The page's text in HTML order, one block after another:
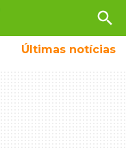
search
Últimas notícias